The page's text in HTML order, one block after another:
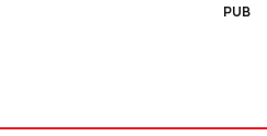
PUB